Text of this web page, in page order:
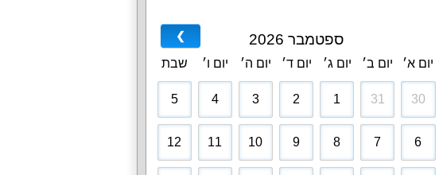
ספטמבר 2026
יום א׳ יום ב׳ יום ג׳ יום ד׳ יום ה׳ יום ו׳ שבת
30
31
1
2
3
4
5
6
7
8
9
10
11
12
❯